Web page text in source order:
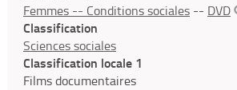
Femmes -- Conditions sociales -- DVD
Classification
Sciences sociales
Classification locale 1
Films documentaires